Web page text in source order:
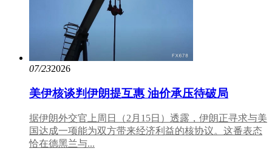
07/232026
美伊核谈判伊朗提互惠 油价承压待破局
据伊朗外交官上周日（2月15日）透露，伊朗正寻求与美
国达成一项能为双方带来经济利益的核协议。这番表态
恰在德黑兰与...